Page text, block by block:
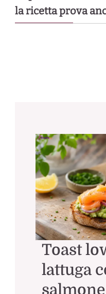
la ricetta prova
Toast
lattuga